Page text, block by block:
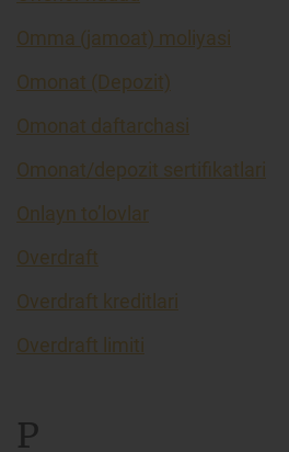
Omma (jamoat) moliyasi
Omonat (Depozit)
Omonat daftarchasi
Omonat/depozit sertifikatlari
Onlayn to’lovlar
Overdraft
Overdraft kreditlari
Overdraft limiti
P